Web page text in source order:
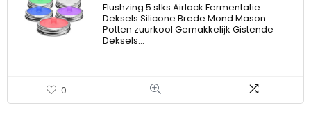
Flushzing 5 stks Airlock Fermentatie
Deksels Silicone Brede Mond Mason
Potten zuurkool Gemakkelijk Gistende
Deksels…
0